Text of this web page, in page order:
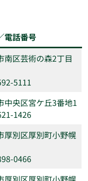
電話番号
南区芸術の森2丁目
5111
中央区宮ケ丘3番地1
1426
厚別区厚別町小野幌
0466